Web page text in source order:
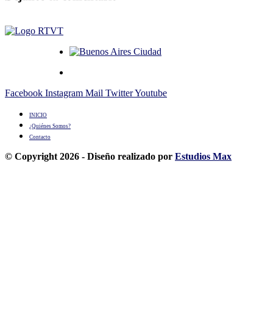
Facebook Instagram Mail TwitterYoutube
INICIO
¿Quiénes Somos?
Contacto
© Copyright 2026 - Diseño realizado por Estudios Max